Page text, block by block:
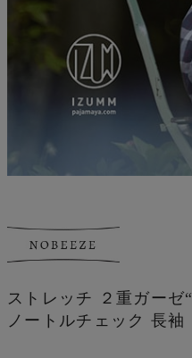
ストレッチ ２重ガーゼ
ノートルチェック 長袖